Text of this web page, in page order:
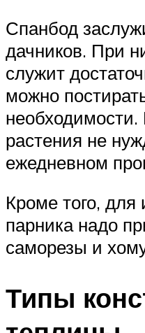
Спанбод
дачников. При
служит
можно
растения не
ежедневном
Кроме того, для
парника надо
саморезы и
Типы